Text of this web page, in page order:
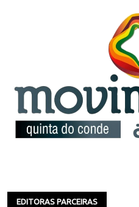
EDITORAS PARCEIRAS